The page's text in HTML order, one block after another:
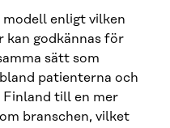
enligt vilken
kan godkännas för
sätt som
patienterna och
till en mer
branschen, vilket